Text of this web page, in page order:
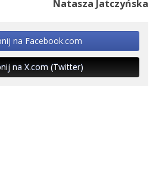
Natasza Jatczyńska
na Facebook.com
na X.com (Twitter)